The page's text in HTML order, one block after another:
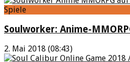
Spiele
Soulworker: Anime-
2. Mai 2018 (08:43)